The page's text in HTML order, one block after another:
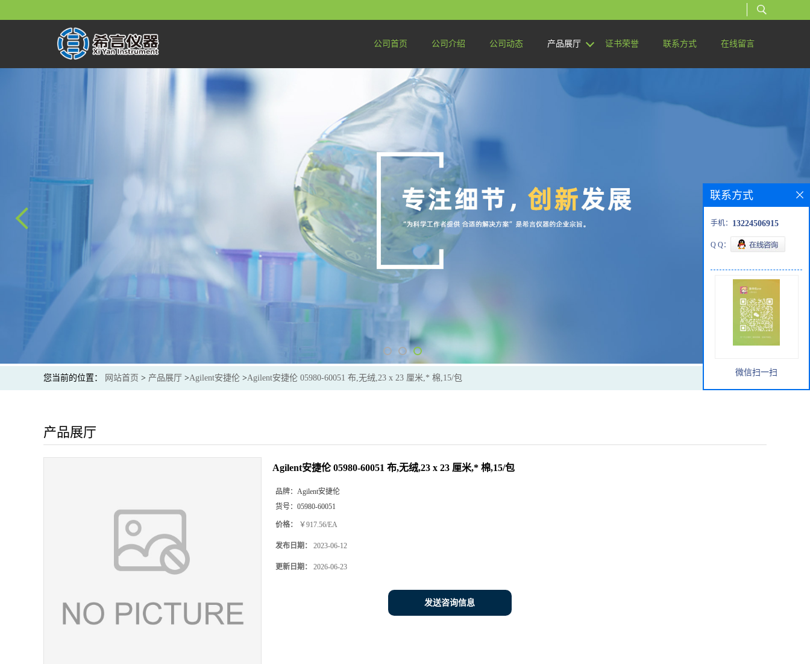
公司首页 公司介绍 公司动态 产品展厅 证书荣誉 联系方式 在线留言
您当前的位置： 网站首页 > 产品展厅 >Agilent安捷伦 >Agilent安捷伦 05980-60051 布,无绒,23 x 23 厘米,* 棉,15/包
产品展厅
Agilent安捷伦 05980-60051 布,无绒,23 x 23 厘米,* 棉,15/包
品牌： Agilent安捷伦
货号： 05980-60051
价格： ￥917.56/EA
发布日期： 2023-06-12
更新日期： 2026-06-23
发送咨询信息
联系方式
手机： 13224506915
Q Q：
微信扫一扫